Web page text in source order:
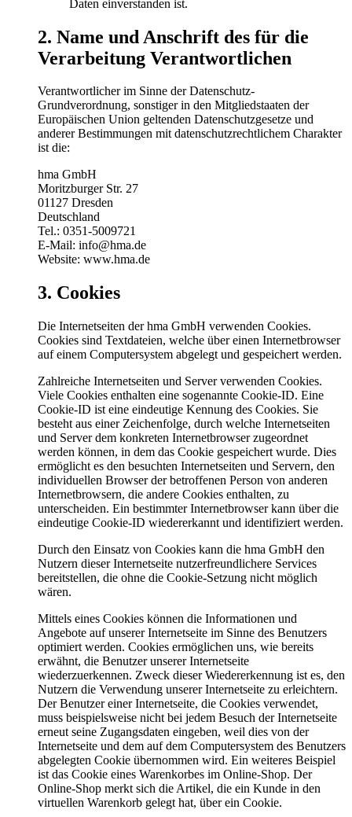
Daten einverstanden ist.
2. Name und Anschrift des für die
Verarbeitung Verantwortlichen
Verantwortlicher im Sinne der Datenschutz-
Grundverordnung, sonstiger in den Mitgliedstaaten der
Europäischen Union geltenden Datenschutzgesetze und
anderer Bestimmungen mit datenschutzrechtlichem Charakter
ist die:
hma GmbH
Moritzburger Str. 27
01127 Dresden
Deutschland
Tel.: 0351-5009721
E-Mail: info@hma.de
Website: www.hma.de
3. Cookies
Die Internetseiten der hma GmbH verwenden Cookies.
Cookies sind Textdateien, welche über einen Internetbrowser
auf einem Computersystem abgelegt und gespeichert werden.
Zahlreiche Internetseiten und Server verwenden Cookies.
Viele Cookies enthalten eine sogenannte Cookie-ID. Eine
Cookie-ID ist eine eindeutige Kennung des Cookies. Sie
besteht aus einer Zeichenfolge, durch welche Internetseiten
und Server dem konkreten Internetbrowser zugeordnet
werden können, in dem das Cookie gespeichert wurde. Dies
ermöglicht es den besuchten Internetseiten und Servern, den
individuellen Browser der betroffenen Person von anderen
Internetbrowsern, die andere Cookies enthalten, zu
unterscheiden. Ein bestimmter Internetbrowser kann über die
eindeutige Cookie-ID wiedererkannt und identifiziert werden.
Durch den Einsatz von Cookies kann die hma GmbH den
Nutzern dieser Internetseite nutzerfreundlichere Services
bereitstellen, die ohne die Cookie-Setzung nicht möglich
wären.
Mittels eines Cookies können die Informationen und
Angebote auf unserer Internetseite im Sinne des Benutzers
optimiert werden. Cookies ermöglichen uns, wie bereits
erwähnt, die Benutzer unserer Internetseite
wiederzuerkennen. Zweck dieser Wiedererkennung ist es, den
Nutzern die Verwendung unserer Internetseite zu erleichtern.
Der Benutzer einer Internetseite, die Cookies verwendet,
muss beispielsweise nicht bei jedem Besuch der Internetseite
erneut seine Zugangsdaten eingeben, weil dies von der
Internetseite und dem auf dem Computersystem des Benutzers
abgelegten Cookie übernommen wird. Ein weiteres Beispiel
ist das Cookie eines Warenkorbes im Online-Shop. Der
Online-Shop merkt sich die Artikel, die ein Kunde in den
virtuellen Warenkorb gelegt hat, über ein Cookie.